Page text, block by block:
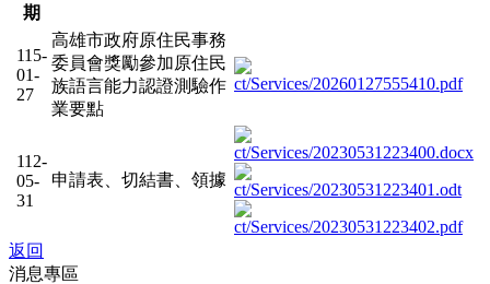
期
115-
01-
27
高雄市政府原住民事務
委員會獎勵參加原住民
族語言能力認證測驗作
業要點
112-
05-
31
申請表、切結書、領據
返回
消息專區